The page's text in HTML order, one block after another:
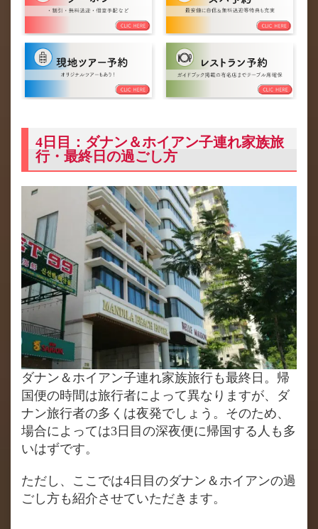
4日目：ダナン＆ホイアン子連れ家族旅
行・最終日の過ごし方
ダナン＆ホイアン子連れ家族旅行も最終日。帰
国便の時間は旅行者によって異なりますが、ダ
ナン旅行者の多くは夜発でしょう。そのため、
場合によっては3日目の深夜便に帰国する人も多
いはずです。
ただし、ここでは4日目のダナン＆ホイアンの過
ごし方も紹介させていただきます。